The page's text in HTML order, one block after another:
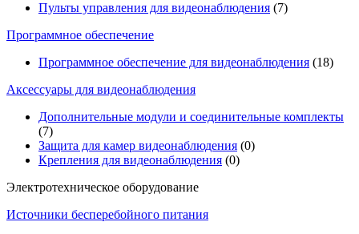
Пульты управления для видеонаблюдения (7)
Программное обеспечение
Программное обеспечение для видеонаблюдения (18)
Аксессуары для видеонаблюдения
Дополнительные модули и соединительные комплекты
(7)
Защита для камер видеонаблюдения (0)
Крепления для видеонаблюдения (0)
Электротехническое оборудование
Источники бесперебойного питания